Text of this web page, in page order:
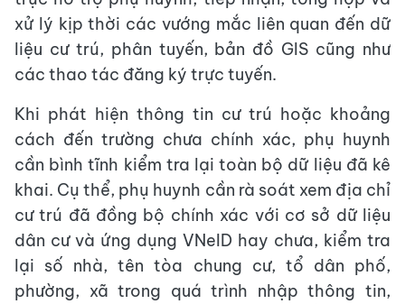
xử lý kịp thời các vướng mắc liên quan đến dữ
liệu cư trú, phân tuyến, bản đồ GIS cũng như
các thao tác đăng ký trực tuyến.
Khi phát hiện thông tin cư trú hoặc khoảng
cách đến trường chưa chính xác, phụ huynh
cần bình tĩnh kiểm tra lại toàn bộ dữ liệu đã kê
khai. Cụ thể, phụ huynh cần rà soát xem địa chỉ
cư trú đã đồng bộ chính xác với cơ sở dữ liệu
dân cư và ứng dụng VNeID hay chưa, kiểm tra
lại số nhà, tên tòa chung cư, tổ dân phố,
phường, xã trong quá trình nhập thông tin,